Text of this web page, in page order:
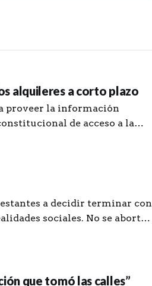
alquileres a corto plazo
proveer la información
de acceso a la
a decidir terminar con
sociales. No se aborta
que tomó las calles”